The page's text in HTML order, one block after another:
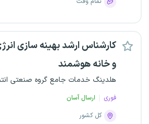
کارشناس ارشد بهینه سازی
و خانه هوشمند
هلدینگ خدمات جامع گروه صنعتی
فوری
ارسال آسان
کل کشور